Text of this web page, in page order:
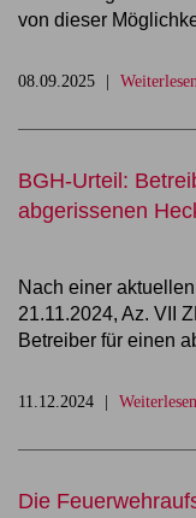
von dieser
08.09.2025
BGH-Urteil:
abgerissenen
Nach einer
21.11.2024, Az. VII
Betreiber für einen
11.12.2024 Weiterlesen
Die